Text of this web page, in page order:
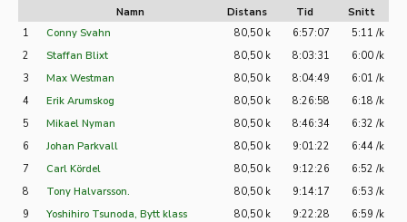
Namn Distans Tid
Snitt
1
Conny Svahn 80,50 k 6:57:07
5:11 /k
2
Staffan Blixt 80,50 k 8:03:31
6:00 /k
3
Max Westman 80,50 k 8:04:49
6:01 /k
4
Erik Arumskog 80,50 k 8:26:58
6:18 /k
5
Mikael Nyman 80,50 k 8:46:34
6:32 /k
6
Johan Parkvall 80,50 k 9:01:22
6:44 /k
7
Carl Kördel 80,50 k 9:12:26
6:52 /k
8
Tony Halvarsson. 80,50 k 9:14:17
6:53 /k
9
Yoshihiro Tsunoda, Bytt klass 80,50 k 9:22:28
6:59 /k